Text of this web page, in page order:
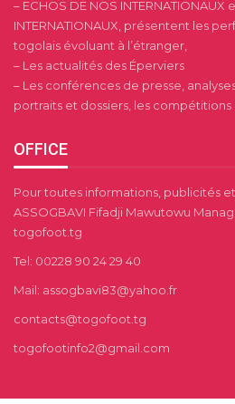
– ECHOS DE NOS INTERNATIONAUX
INTERNATIONAUX, présentent les
togolais évoluant à l’étranger,
– Les actualités des Éperviers
– Les conférences de presse,
portraits et dossiers, les compétitions
OFFICE
Pour toutes informations, publicités
ASSOGBAVI Fifadji Mawutowu
togofoot.tg
Tel: 00228 90 24 29 40
Mail: assogbavi83@yahoo.fr
contacts@togofoot.tg
togofootinfo2@gmail.com